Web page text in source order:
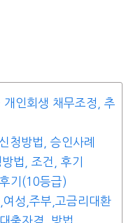
인회생 채무조정, 추
청방법, 승인사례
법, 조건, 후기
기(10등급)
성,주부,고금리대환
출자격, 방법